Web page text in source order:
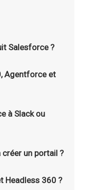
Salesforce ?
Agentforce et
à Slack ou
un portail ?
Headless 360 ?